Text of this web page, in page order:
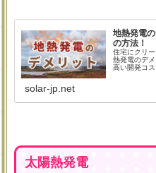
地熱発電
の方法！
住宅にクリ
熱発電のデ
高い開発コ
性があると
についても
solar-jp.net
太陽熱発電